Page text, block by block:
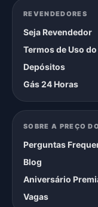
REVENDEDORES
Seja Revendedor
Termos de Uso
Depósitos
Gás 24 Horas
SOBRE A PREÇO
Perguntas
Blog
Aniversário
Vagas